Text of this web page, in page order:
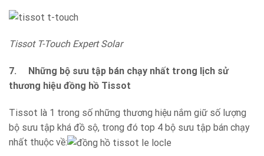
Tissot T-Touch Expert Solar
7.
Những bộ sưu tập bán chạy nhất trong lịch sử
thương hiệu đồng hồ Tissot
Tissot là 1 trong số những thương hiệu nắm giữ số lượng
bộ sưu tập khá đồ sộ, trong đó top 4 bộ sưu tập bán chạy
nhất thuộc về: